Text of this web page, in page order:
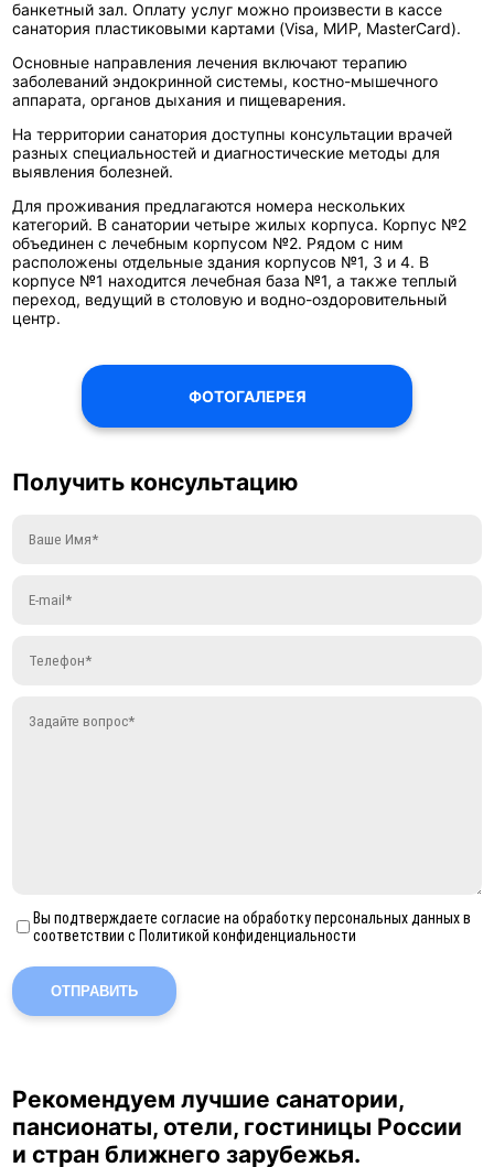
банкетный зал. Оплату услуг можно произвести в кассе
санатория пластиковыми картами (Visa, МИР, MasterCard).
Основные направления лечения включают терапию
заболеваний эндокринной системы, костно-мышечного
аппарата, органов дыхания и пищеварения.
На территории санатория доступны консультации врачей
разных специальностей и диагностические методы для
выявления болезней.
Для проживания предлагаются номера нескольких
категорий. В санатории четыре жилых корпуса. Корпус №2
объединен с лечебным корпусом №2. Рядом с ним
расположены отдельные здания корпусов №1, 3 и 4. В
корпусе №1 находится лечебная база №1, а также теплый
переход, ведущий в столовую и водно-оздоровительный
центр.
ФОТОГАЛЕРЕЯ
Получить консультацию
Вы подтверждаете согласие на обработку персональных данных в
соответствии с Политикой конфиденциальности
ОТПРАВИТЬ
Рекомендуем лучшие санатории,
пансионаты, отели, гостиницы России
и стран ближнего зарубежья.